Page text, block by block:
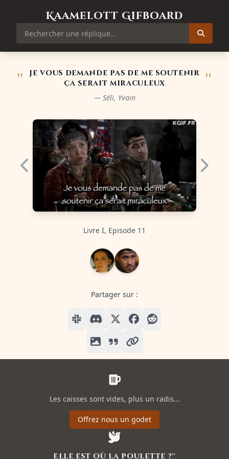
Kaamelott Gifboard
"
Je vous demande pas de me soutenir
ça serait miraculeux
"
— Séli, Yvain
Livre I, Episode 11
Partager sur :
Les caisses sont vides, plus un radis...
Offrez nous un godet
Elle est où la poulette ?™